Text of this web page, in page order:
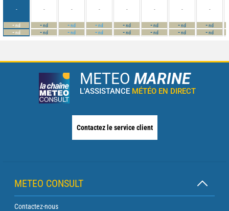
-
-nd
-nd
-
-nd
-nd
-
-nd
-nd
-
-nd
-nd
-
-nd
-nd
-
-nd
-nd
-
-nd
-nd
-
-nd
-nd
METEO MARINE
L'ASSISTANCE MÉTÉO EN DIRECT
Contactez le service client
METEO CONSULT
Contactez-nous